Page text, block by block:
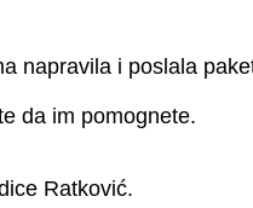
napravila i poslala
da im pomognete.
Ratković.